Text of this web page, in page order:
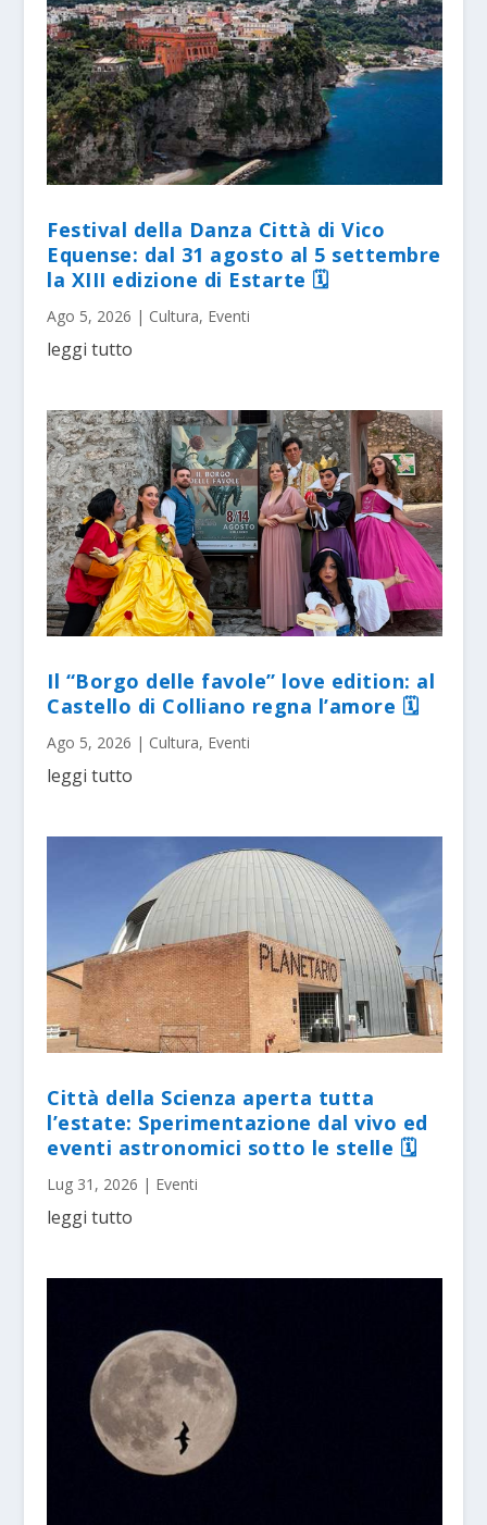
Festival della Danza Città di Vico
Equense: dal 31 agosto al 5 settembre
la XIII edizione di Estarte 🗓
Ago 5, 2026 | Cultura, Eventi
leggi tutto
Il “Borgo delle favole” love edition: al
Castello di Colliano regna l’amore 🗓
Ago 5, 2026 | Cultura, Eventi
leggi tutto
Città della Scienza aperta tutta
l’estate: Sperimentazione dal vivo ed
eventi astronomici sotto le stelle 🗓
Lug 31, 2026 | Eventi
leggi tutto